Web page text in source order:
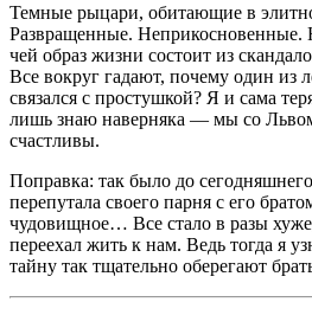
Темные рыцари, обитающие в
Развращенные. Неприкосновенные.
чей образ жизни состоит из
Все вокруг гадают, почему один из
связался с простушкой? Я и сама
лишь знаю наверняка — мы со
счастливы.
Поправка: так было до
перепутала своего парня с его
чудовищное… Все стало в разы
переехал жить к нам. Ведь тогда я
тайну так тщательно оберегают